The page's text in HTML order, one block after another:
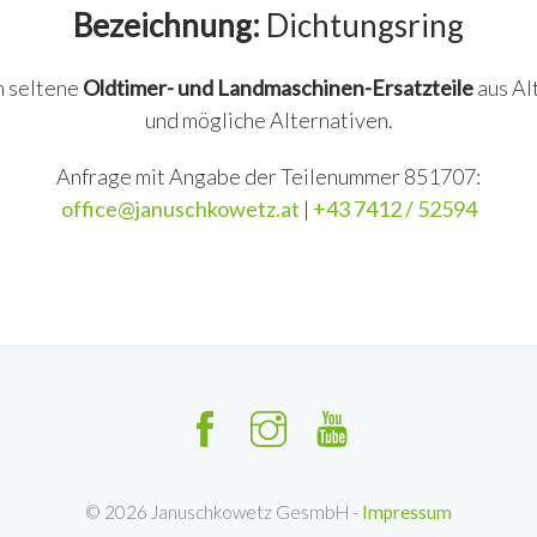
Bezeichnung: Dichtungsring
seltene Oldtimer- und Landmaschinen-Ersatzteileaus
und mögliche Alternativen.
Anfrage mit Angabe der Teilenummer 851707:
office@januschkowetz.at | +43 7412 / 52594
© 2026 Januschkowetz GesmbH - Impressum